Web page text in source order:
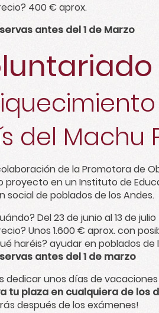
400 € aprox.
antes del 1 de Marzo
del Machu
de la Promotora de
proyecto en un Instituto de
social de poblados de los Andes.
Del 23 de junio al 13 de julio
Unos 1.600 € aprox. con
haréis? ayudar en poblados de
antes del 1 de marzo
dedicar unos días de
tu plaza en cualquiera de los
después de los exámenes!